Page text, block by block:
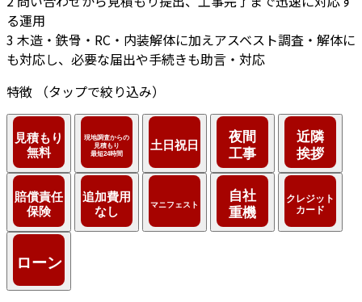
る運用
3 木造・鉄骨・RC・内装解体に加えアスベスト調査・解体に
も対応し、必要な届出や手続きも助言・対応
特徴
（タップで絞り込み）